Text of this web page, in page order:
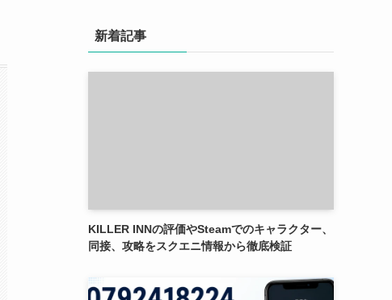
新着記事
KILLER INNの評価やSteamでのキャラクター、
同接、攻略をスクエニ情報から徹底検証